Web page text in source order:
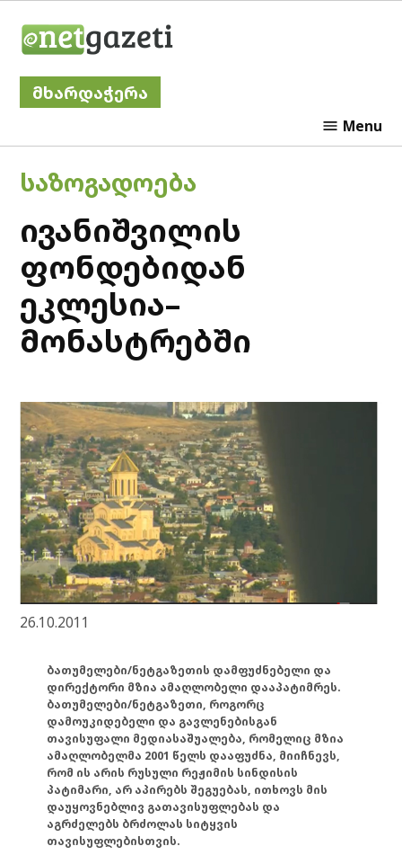
მხარდაჭერა
Menu
POSTED
ᲡᲐᲖᲝᲒᲐᲓᲝᲔᲑᲐ
ივანიშვილის
ფონდებიდან
ეკლესია–
მონასტრებში
26.10.2011
ბათუმელები/ნეტგაზეთის დამფუძნებელი და
დირექტორი მზია ამაღლობელი დააპატიმრეს.
ბათუმელები/ნეტგაზეთი, როგორც
დამოუკიდებელი და გავლენებისგან
თავისუფალი მედიასაშუალება, რომელიც მზია
ამაღლობელმა 2001 წელს დააფუძნა, მიიჩნევს,
რომ ის არის რუსული რეჟიმის სინდისის
პატიმარი, არ აპირებს შეგუებას, ითხოვს მის
დაუყოვნებლივ გათავისუფლებას და
აგრძელებს ბრძოლას სიტყვის
თავისუფლებისთვის.